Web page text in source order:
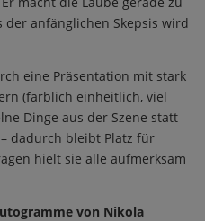
der anfänglichen Skepsis wird
eine Präsentation mit stark
(farblich einheitlich, viel
Dinge aus der Szene statt
dadurch bleibt Platz für
hielt sie alle aufmerksam
von Nikola